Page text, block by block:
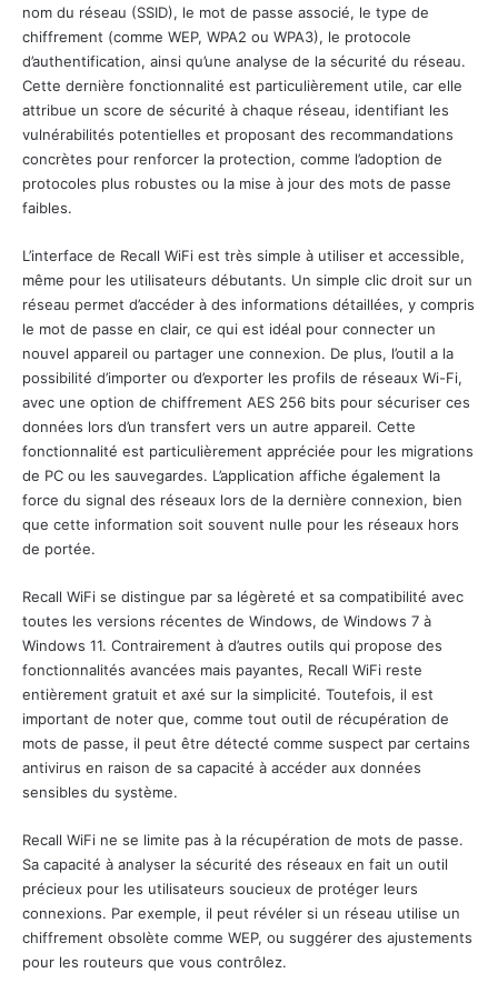
nom du réseau (SSID), le mot de passe associé, le type de
chiffrement (comme WEP, WPA2 ou WPA3), le protocole
d’authentification, ainsi qu’une analyse de la sécurité du réseau.
Cette dernière fonctionnalité est particulièrement utile, car elle
attribue un score de sécurité à chaque réseau, identifiant les
vulnérabilités potentielles et proposant des recommandations
concrètes pour renforcer la protection, comme l’adoption de
protocoles plus robustes ou la mise à jour des mots de passe
faibles.
L’interface de Recall WiFi est très simple à utiliser et accessible,
même pour les utilisateurs débutants. Un simple clic droit sur un
réseau permet d’accéder à des informations détaillées, y compris
le mot de passe en clair, ce qui est idéal pour connecter un
nouvel appareil ou partager une connexion. De plus, l’outil a la
possibilité d’importer ou d’exporter les profils de réseaux Wi-Fi,
avec une option de chiffrement AES 256 bits pour sécuriser ces
données lors d’un transfert vers un autre appareil. Cette
fonctionnalité est particulièrement appréciée pour les migrations
de PC ou les sauvegardes. L’application affiche également la
force du signal des réseaux lors de la dernière connexion, bien
que cette information soit souvent nulle pour les réseaux hors
de portée.
Recall WiFi se distingue par sa légèreté et sa compatibilité avec
toutes les versions récentes de Windows, de Windows 7 à
Windows 11. Contrairement à d’autres outils qui propose des
fonctionnalités avancées mais payantes, Recall WiFi reste
entièrement gratuit et axé sur la simplicité. Toutefois, il est
important de noter que, comme tout outil de récupération de
mots de passe, il peut être détecté comme suspect par certains
antivirus en raison de sa capacité à accéder aux données
sensibles du système.
Recall WiFi ne se limite pas à la récupération de mots de passe.
Sa capacité à analyser la sécurité des réseaux en fait un outil
précieux pour les utilisateurs soucieux de protéger leurs
connexions. Par exemple, il peut révéler si un réseau utilise un
chiffrement obsolète comme WEP, ou suggérer des ajustements
pour les routeurs que vous contrôlez.